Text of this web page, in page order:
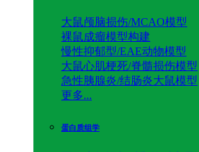
大鼠颅脑损伤/MCAO模型
裸鼠成瘤模型构建
慢性抑郁型/EAE动物模型
大鼠心肌梗死/脊髓损伤模型
急性胰腺炎/结肠炎大鼠模型
更多...
蛋白质组学